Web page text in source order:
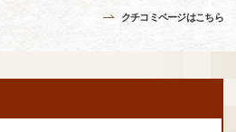
クチコミページはこちら